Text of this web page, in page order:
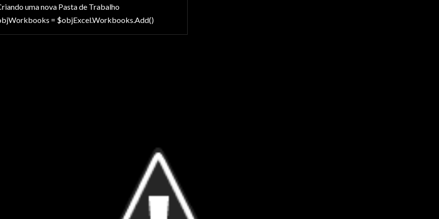
uma nova Pasta de Trabalho
= $objExcel.Workbooks.Add()